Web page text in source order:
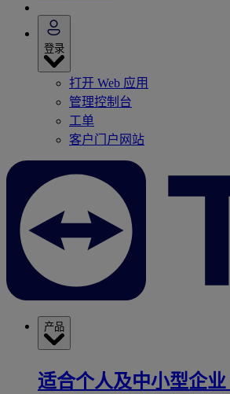
登录
打开 Web 应用
管理控制台
工单
客户门户网站
产品
适合个人及中小型企业